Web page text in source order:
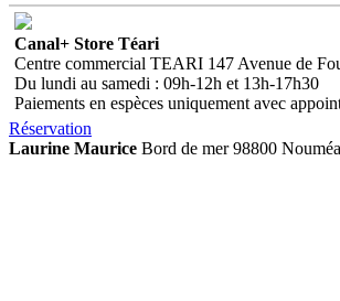
Canal+ Store Téari
Centre commercial TEARI 147 Avenue de
Du lundi au samedi : 09h-12h et 13h-17h30
Paiements en espèces uniquement avec
Réservation
Laurine Maurice Bord de mer 98800 Nouméa